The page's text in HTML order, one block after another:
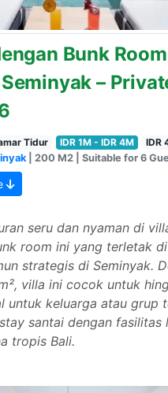
Bunk
–
Tidur IDR 1M - IDR 4M
IDR
| 200 M2 | Suitable for 6
seru dan nyaman di
room ini yang terletak
strategis di Seminyak.
villa ini cocok untuk
untuk keluarga atau grup
santai dengan fasilitas
tropis Bali.